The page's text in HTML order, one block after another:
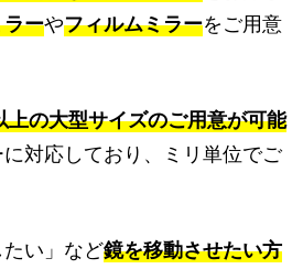
ーやフィルムミラーをご用意
上の大型サイズのご用意が可能
対応しており、ミリ単位でご
たい」など鏡を移動させたい方